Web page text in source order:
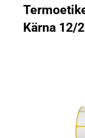
Kärna 12/